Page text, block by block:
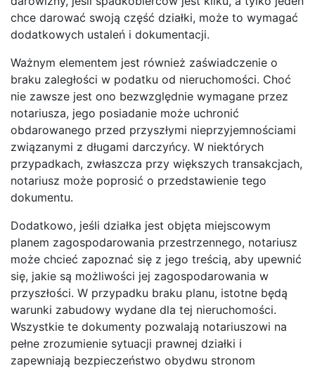
chce darować swoją część działki, może to wymagać
dodatkowych ustaleń i dokumentacji.
Ważnym elementem jest również zaświadczenie o
braku zaległości w podatku od nieruchomości. Choć
nie zawsze jest ono bezwzględnie wymagane przez
notariusza, jego posiadanie może uchronić
obdarowanego przed przyszłymi nieprzyjemnościami
związanymi z długami darczyńcy. W niektórych
przypadkach, zwłaszcza przy większych transakcjach,
notariusz może poprosić o przedstawienie tego
dokumentu.
Dodatkowo, jeśli działka jest objęta miejscowym
planem zagospodarowania przestrzennego, notariusz
może chcieć zapoznać się z jego treścią, aby upewnić
się, jakie są możliwości jej zagospodarowania w
przyszłości. W przypadku braku planu, istotne będą
warunki zabudowy wydane dla tej nieruchomości.
Wszystkie te dokumenty pozwalają notariuszowi na
pełne zrozumienie sytuacji prawnej działki i
zapewniają bezpieczeństwo obydwu stronom